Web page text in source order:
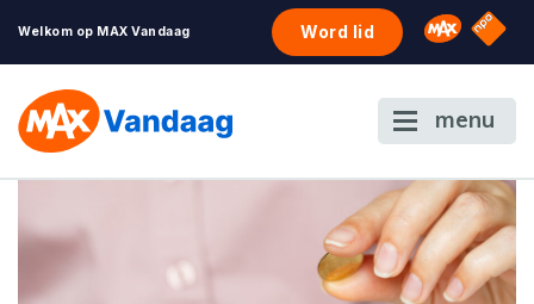
Welkom op MAX Vandaag Word lid Omroep
NPO
menu